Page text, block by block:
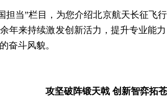
当”栏目，为您介绍北京航天长征飞
年来持续激发创新活力，提升专业能
奋斗风貌。
攻坚破阵锻天戟 创新智弈拓